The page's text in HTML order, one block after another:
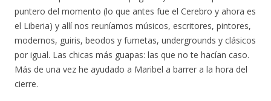
puntero del momento (lo que antes fue el Cerebro y ahora es
el Liberia) y allí nos reuníamos músicos, escritores, pintores,
modernos, guiris, beodos y fumetas, undergrounds y clásicos
por igual. Las chicas más guapas: las que no te hacían caso.
Más de una vez he ayudado a Maribel a barrer a la hora del
cierre.